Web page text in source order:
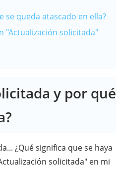
se queda atascado en ella?
"Actualización solicitada"
y por qué
¿Qué significa que se haya
solicitada" en mi